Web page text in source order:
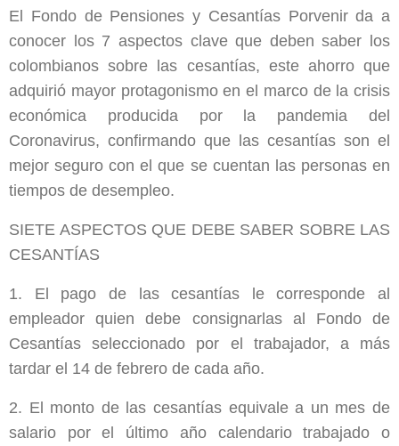
El Fondo de Pensiones y Cesantías Porvenir da a
conocer los 7 aspectos clave que deben saber los
colombianos sobre las cesantías, este ahorro que
adquirió mayor protagonismo en el marco de la crisis
económica producida por la pandemia del
Coronavirus, confirmando que las cesantías son el
mejor seguro con el que se cuentan las personas en
tiempos de desempleo.
SIETE ASPECTOS QUE DEBE SABER SOBRE LAS
CESANTÍAS
1. El pago de las cesantías le corresponde al
empleador quien debe consignarlas al Fondo de
Cesantías seleccionado por el trabajador, a más
tardar el 14 de febrero de cada año.
2. El monto de las cesantías equivale a un mes de
salario por el último año calendario trabajado o